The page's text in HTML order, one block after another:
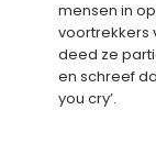
mensen in
voortrekkers
deed ze
en schreef
you cry’.